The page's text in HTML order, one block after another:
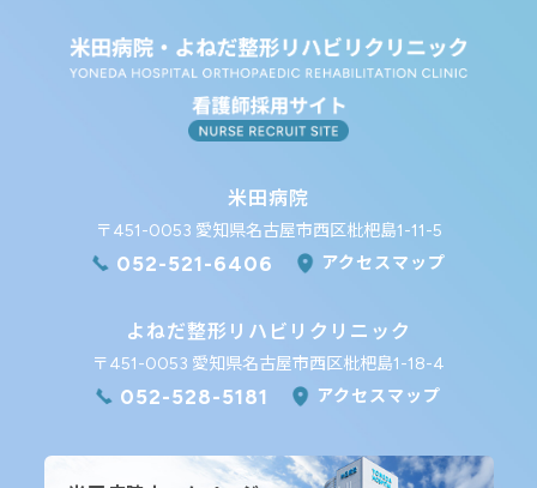
米田病院
〒451-0053 愛知県名古屋市西区枇杷島1-11-5
052-521-6406 アクセスマップ
よねだ整形リハビリクリニック
〒451-0053 愛知県名古屋市西区枇杷島1-18-4
052-528-5181 アクセスマップ